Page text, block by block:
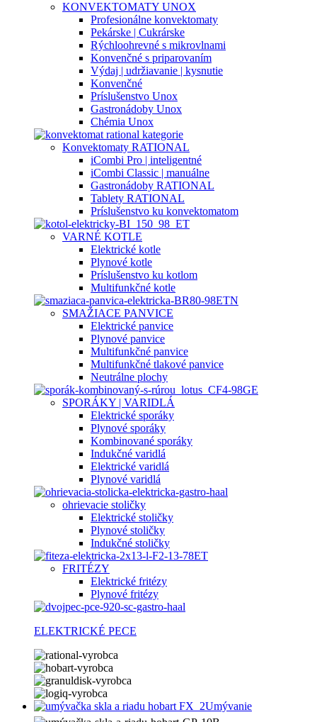
KONVEKTOMATY UNOX
Profesionálne konvektomaty
Pekárske | Cukrárske
Rýchloohrevné s mikrovlnami
Konvenčné s priparovaním
Výdaj | udržiavanie | kysnutie
Konvenčné
Príslušenstvo Unox
Gastronádoby Unox
Chémia Unox
Konvektomaty RATIONAL
iCombi Pro | inteligentné
iCombi Classic | manuálne
Gastronádoby RATIONAL
Tablety RATIONAL
Príslušenstvo ku konvektomatom
VARNÉ KOTLE
Elektrické kotle
Plynové kotle
Príslušenstvo ku kotlom
Multifunkčné kotle
SMAŽIACE PANVICE
Elektrické panvice
Plynové panvice
Multifunkčné panvice
Multifunkčné tlakové panvice
Neutrálne plochy
SPORÁKY | VARIDLÁ
Elektrické sporáky
Plynové sporáky
Kombinované sporáky
Indukčné varidlá
Elektrické varidlá
Plynové varidlá
ohrievacie stoličky
Elektrické stoličky
Plynové stoličky
Indukčné stoličky
FRITÉZY
Elektrické fritézy
Plynové fritézy
ELEKTRICKÉ PECE
Umývanie